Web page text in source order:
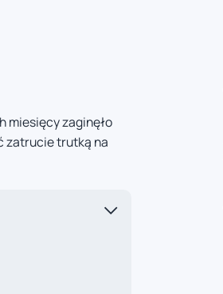
miesięcy zaginęło
zatrucie trutką na